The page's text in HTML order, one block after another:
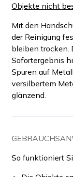
Objekte nicht
Mit den
der Reinigung
bleiben trocken.
Sofortergebnis
Spuren auf
versilbertem
glänzend.
So funktioniert